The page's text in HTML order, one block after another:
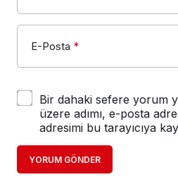
E-Posta *
Bir dahaki sefere yorum
üzere adımı, e-posta
adresimi bu tarayıcıya
YORUM GÖNDER